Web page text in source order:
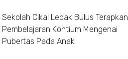
Sekolah Cikal Lebak Bulus Terapkan
Pembelajaran Kontium Mengenai
Pubertas Pada Anak